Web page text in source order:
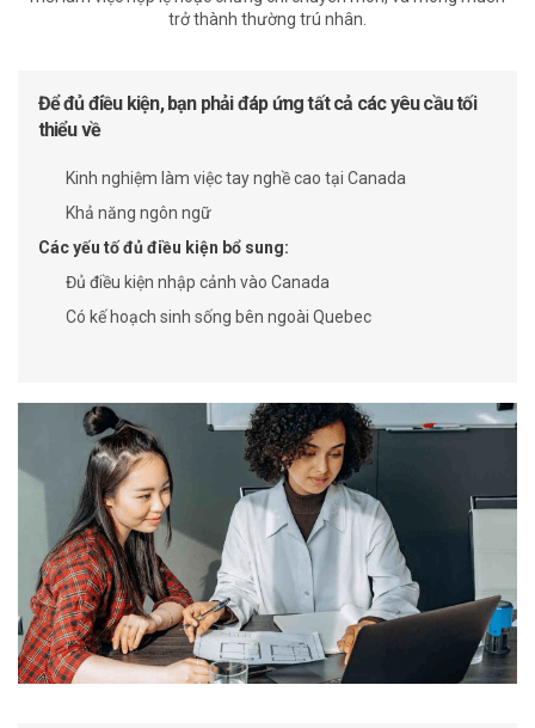
trở thành thường trú nhân.
Để đủ điều kiện, bạn phải đáp ứng tất cả các yêu cầu tối
thiểu về
Kinh nghiệm làm việc tay nghề cao tại Canada
Khả năng ngôn ngữ
Các yếu tố đủ điều kiện bổ sung:
Đủ điều kiện nhập cảnh vào Canada
Có kế hoạch sinh sống bên ngoài Quebec